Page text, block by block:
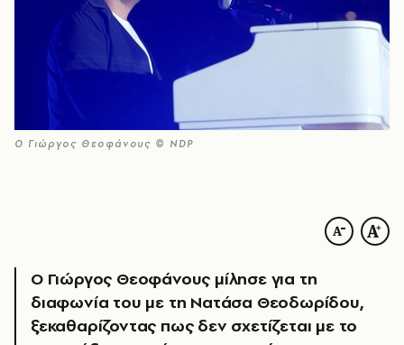
Ο Γιώργος Θεοφάνους © NDP
Ο Γιώργος Θεοφάνους μίλησε για τη
διαφωνία του με τη Νατάσα Θεοδωρίδου,
ξεκαθαρίζοντας πως δεν σχετίζεται με το